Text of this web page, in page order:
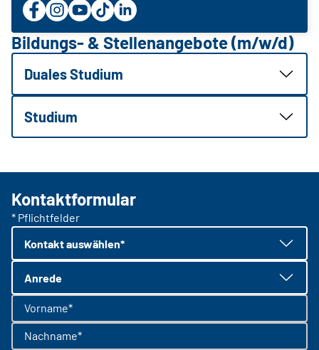
Bildungs- & Stellenangebote (m/w/d)
Duales Studium
Studium
Kontaktformular
* Pflichtfelder
Kontakt auswählen*
Anrede
Vorname*
Nachname*